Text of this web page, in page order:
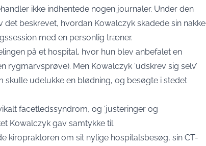
ikke indhentede nogen journaler. Under den
beskrevet, hvordan Kowalczyk skadede sin nakke
med en personlig træner.
på et hospital, hvor hun blev anbefalet en
rygmarvsprøve). Men Kowalczyk ‘udskrev sig selv’
udelukke en blødning, og besøgte i stedet
facetledssyndrom, og ‘justeringer og
Kowalczyk gav samtykke til.
kiropraktoren om sit nylige hospitalsbesøg, sin CT-